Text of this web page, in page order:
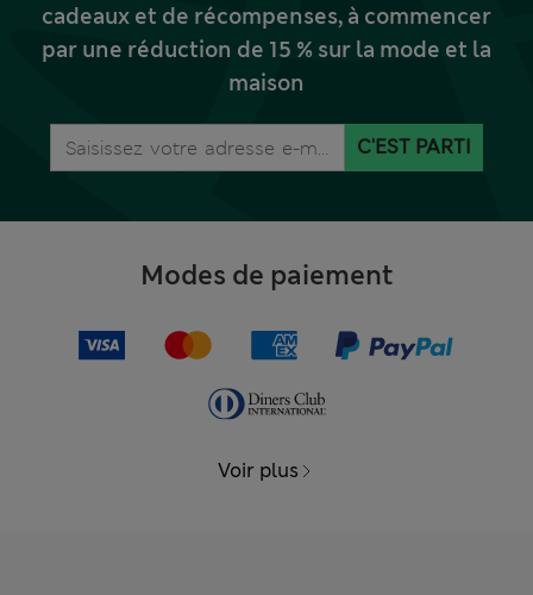
cadeaux et de récompenses, à commencer
par une réduction de 15 % sur la mode et la
maison
C'EST PARTI
Modes de paiement
Voir plus